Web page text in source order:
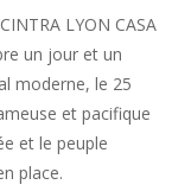
LYON CASA
un jour et un
moderne, le 25
et pacifique
et le peuple
place.